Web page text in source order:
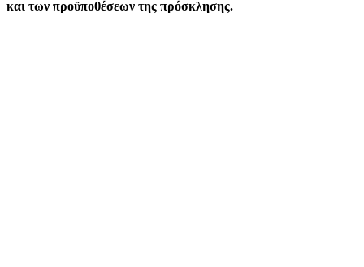
και των προϋποθέσεων της πρόσκλησης.